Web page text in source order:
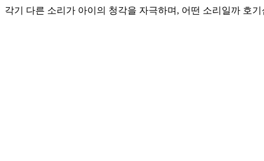
각기 다른 소리가 아이의 청각을 자극하며, 어떤 소리일까 호